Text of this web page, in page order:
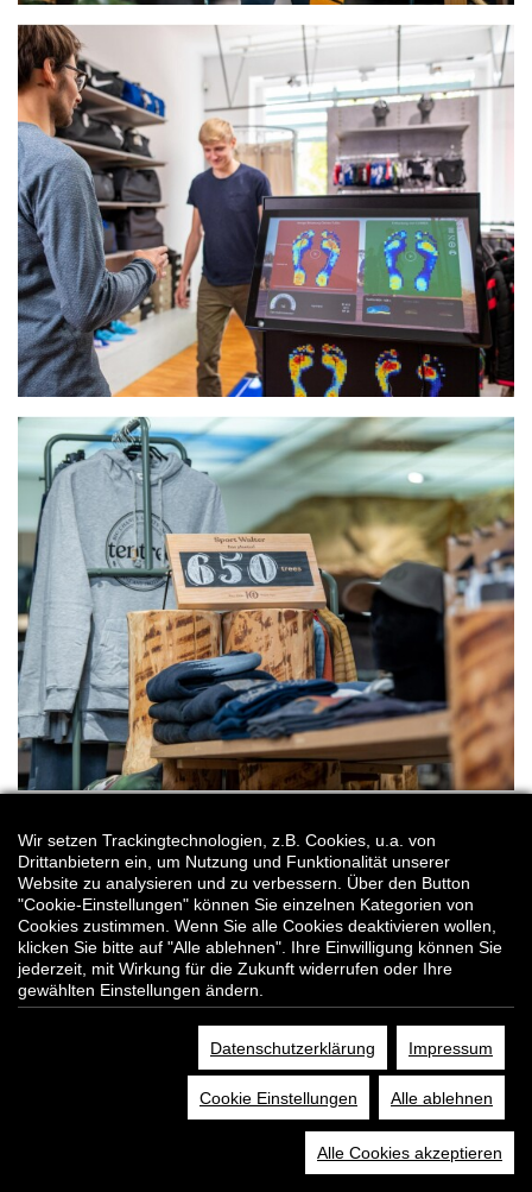
Wir setzen Trackingtechnologien, z.B. Cookies, u.a. von
Drittanbietern ein, um Nutzung und Funktionalität unserer
Website zu analysieren und zu verbessern. Über den Button
"Cookie-Einstellungen" können Sie einzelnen Kategorien von
Cookies zustimmen. Wenn Sie alle Cookies deaktivieren wollen,
klicken Sie bitte auf "Alle ablehnen". Ihre Einwilligung können Sie
jederzeit, mit Wirkung für die Zukunft widerrufen oder Ihre
gewählten Einstellungen ändern.
Datenschutzerklärung Impressum
Cookie Einstellungen Alle ablehnen
Alle Cookies akzeptieren